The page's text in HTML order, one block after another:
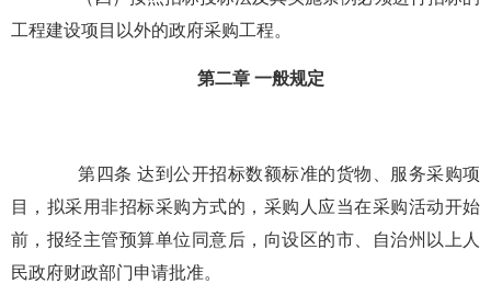
工程建设项目以外的政府采购工程。
第二章 一般规定
第四条 达到公开招标数额标准的货物、服务采购项
目，拟采用非招标采购方式的，采购人应当在采购活动开始
前，报经主管预算单位同意后，向设区的市、自治州以上人
民政府财政部门申请批准。